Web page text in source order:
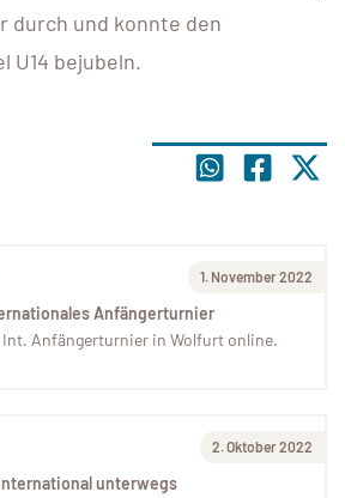
durch und konnte den
U14 bejubeln.
2. Oktober 2022
unterwegs
1. November 2022
Anfängerturnier
Anfängerturnier in Wolfurt online.